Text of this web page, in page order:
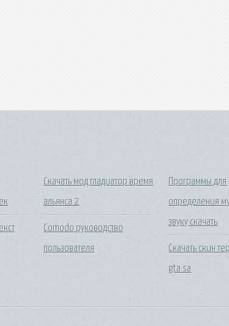
Скачать мод гладиатор время
альянса 2
Comodo руководство
пользователя
Программы для
определения
звуку скачать
Скачать скин
gta sa